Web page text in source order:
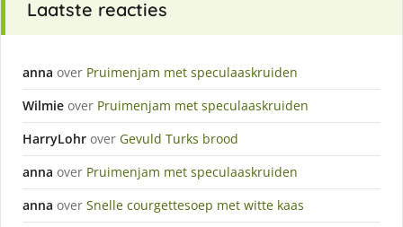
Laatste reacties
anna over Pruimenjam met speculaaskruiden
Wilmie over Pruimenjam met speculaaskruiden
HarryLohr over Gevuld Turks brood
anna over Pruimenjam met speculaaskruiden
anna over Snelle courgettesoep met witte kaas